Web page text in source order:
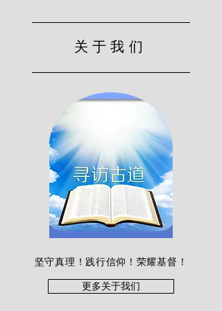
关于我们
坚守真理！践行信仰！荣耀基督！
更多关于我们